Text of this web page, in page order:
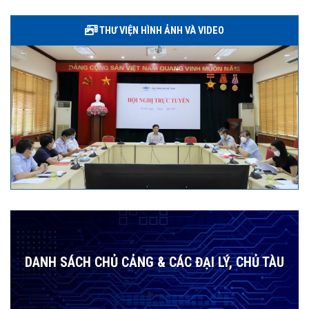
THƯ VIỆN HÌNH ẢNH VÀ VIDEO
DANH SÁCH CHỦ CẢNG & CÁC ĐẠI LÝ, CHỦ TÀU